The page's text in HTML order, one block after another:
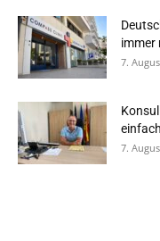
immer
7.
7.